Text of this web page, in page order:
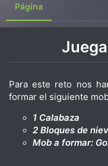
Página
Para este reto nos
formar el siguiente
1 Calabaza
2 Bloques de
Mob a formar: